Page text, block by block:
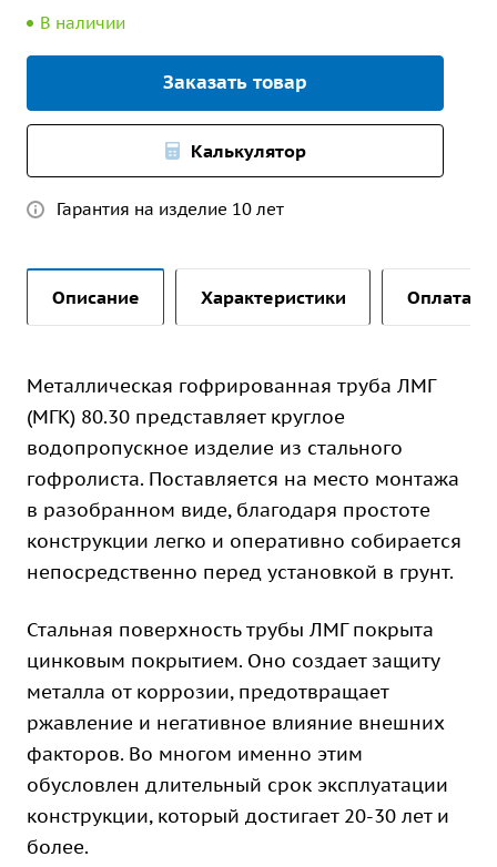
В наличии
Заказать товар
Калькулятор
Гарантия на изделие 10 лет
Описание Характеристики Оплата и
Металлическая гофрированная труба ЛМГ
(МГК) 80.30 представляет круглое
водопропускное изделие из стального
гофролиста. Поставляется на место монтажа
в разобранном виде, благодаря простоте
конструкции легко и оперативно собирается
непосредственно перед установкой в грунт.
Стальная поверхность трубы ЛМГ покрыта
цинковым покрытием. Оно создает защиту
металла от коррозии, предотвращает
ржавление и негативное влияние внешних
факторов. Во многом именно этим
обусловлен длительный срок эксплуатации
конструкции, который достигает 20-30 лет и
более.